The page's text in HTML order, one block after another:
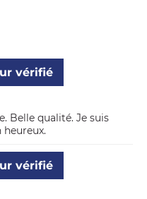
vérifié
Belle qualité. Je suis
vérifié